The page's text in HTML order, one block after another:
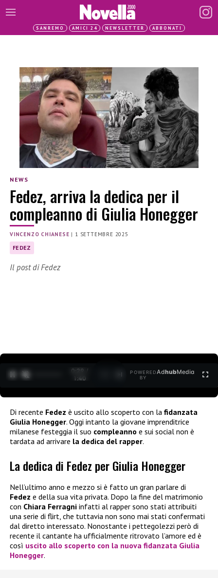
SANREMO AMICI 24 NEWSLETTER ABBONATI
NEWS
Fedez, arriva la dedica per il
compleanno di Giulia Honegger
VINCENZO CHIANESE | 1 SETTEMBRE 2025
FEDEZ
Il post di Fedez
0:30 /
1:40
POWERED
BY
AdhubMedia
Di recente Fedez è uscito allo scoperto con la fidanzata
Giulia Honegger. Oggi intanto la giovane imprenditrice
milanese festeggia il suo compleanno e sui social non è
tardata ad arrivare la dedica del rapper.
La dedica di Fedez per Giulia Honegger
Nell’ultimo anno e mezzo si è fatto un gran parlare di
Fedez e della sua vita privata. Dopo la fine del matrimonio
con Chiara Ferragni infatti al rapper sono stati attribuiti
una serie di flirt, che tuttavia non sono mai stati confermati
dal diretto interessato. Nonostante i pettegolezzi però di
recente il cantante ha ufficialmente ritrovato l’amore ed è
così uscito allo scoperto con la nuova fidanzata Giulia
Honegger.